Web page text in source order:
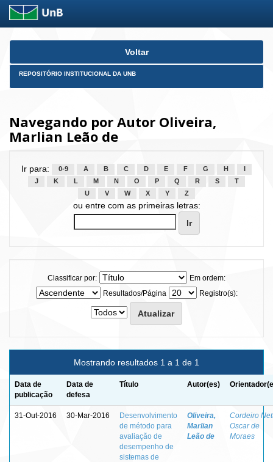
Skip
Voltar
REPOSITÓRIO INSTITUCIONAL DA UNB
Navegando por Autor Oliveira,
Marlian Leão de
Ir para: 0-9 A B C D E F G H
J
K L M N O P Q R S
T
U
V W X Y Z
ou entre com as primeiras letras:
Classificar por:
Em ordem:
Resultados/Página
Registro(s):
Mostrando resultados 1 a 1 de 1
Data de
publicação
Data de
defesa
Título Autor(es)
31-Out-2016 30-Mar-2016
Desenvolvimento
de método para
avaliação de
desempenho de
sistemas de
Oliveira,
Marlian
Leão de
Cordeiro
Oscar de
Moraes